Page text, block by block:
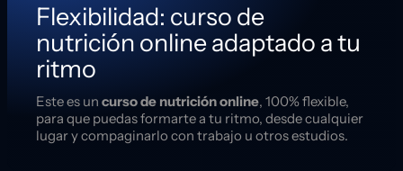
Flexibilidad: curso de
nutrición online adaptado a tu
ritmo
Este es un curso de nutrición online, 100% flexible,
para que puedas formarte a tu ritmo, desde cualquier
lugar y compaginarlo con trabajo u otros estudios.